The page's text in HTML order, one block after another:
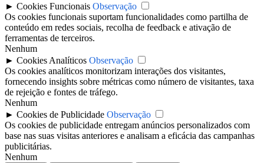
► Cookies Funcionais Observação
Os cookies funcionais suportam funcionalidades como partilha de
conteúdo em redes sociais, recolha de feedback e ativação de
ferramentas de terceiros.
Nenhum
► Cookies Analíticos Observação
Os cookies analíticos monitorizam interações dos visitantes,
fornecendo insights sobre métricas como número de visitantes, taxa
de rejeição e fontes de tráfego.
Nenhum
► Cookies de Publicidade Observação
Os cookies de publicidade entregam anúncios personalizados com
base nas suas visitas anteriores e analisam a eficácia das campanhas
publicitárias.
Nenhum